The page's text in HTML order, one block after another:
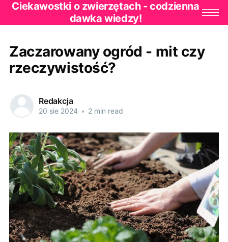
Ciekawostki o zwierzętach - codzienna
dawka wiedzy!
Zaczarowany ogród - mit czy
rzeczywistość?
Redakcja
20 sie 2024 • 2 min read